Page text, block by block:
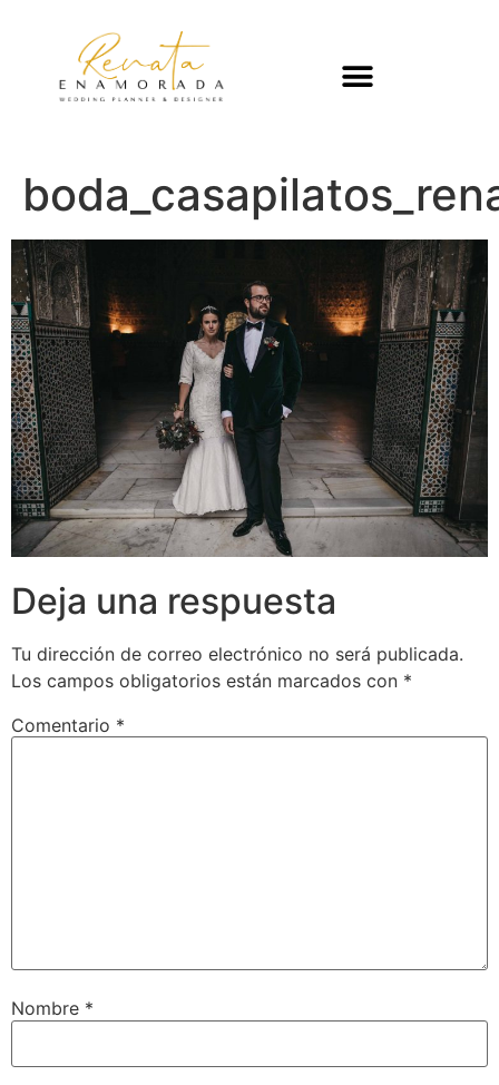
Deja una respuesta
Tu dirección de correo electrónico no será publicada.
Los campos obligatorios están marcados con *
Comentario *
Nombre *